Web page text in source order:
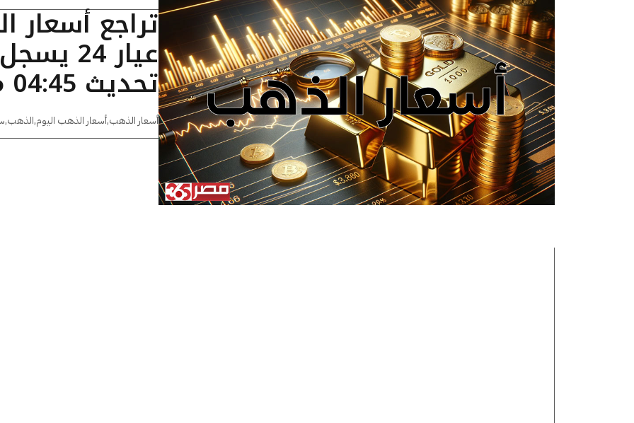
تراجع
تحديث 04:45 مساءًا
أسعار الذهب,أسعار الذهب اليوم,الذهب,